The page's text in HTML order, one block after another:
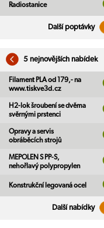
Radiostanice
Další poptávky
5 nejnovějších nabídek
Filament PLA od 179,- na
www.tiskve3d.cz
H2-lok šroubení se dvěma
svěrnými prstenci
Opravy a servis
obráběcích strojů
MEPOLEN S PP-S,
nehořlavý polypropylen
Konstrukční legovaná ocel
Další nabídky